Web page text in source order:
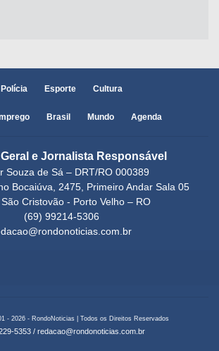
Polícia Esporte Cultura
Brasil Mundo Agenda
e Jornalista Responsável
Souza de Sá – DRT/RO 000389
Bocaiúva, 2475, Primeiro Andar Sala 05
Cristovão - Porto Velho – RO
(69) 99214-5306
- 2026 - RondoNoticias | Todos os Direitos Reservados
5353 / redacao@rondonoticias.com.br